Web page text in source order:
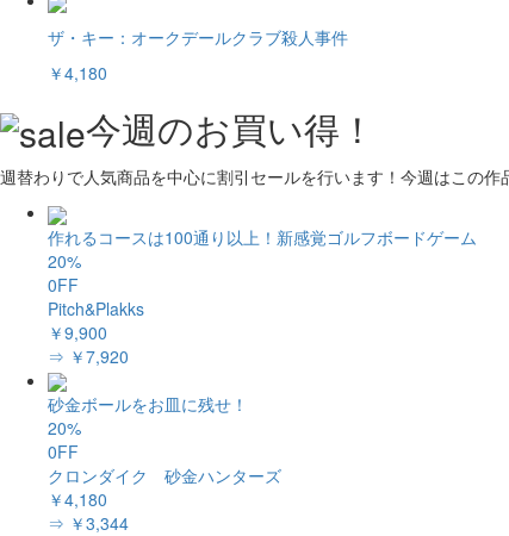
ザ・キー：オークデールクラブ殺人事件
￥4,180
今週のお買い得！
週替わりで人気商品を中心に割引セールを行います！今週はこの作
作れるコースは100通り以上！新感覚ゴルフボードゲーム
20%
0FF
Pitch&Plakks
￥9,900
⇒ ￥7,920
砂金ボールをお皿に残せ！
20%
0FF
クロンダイク 砂金ハンターズ
￥4,180
⇒ ￥3,344